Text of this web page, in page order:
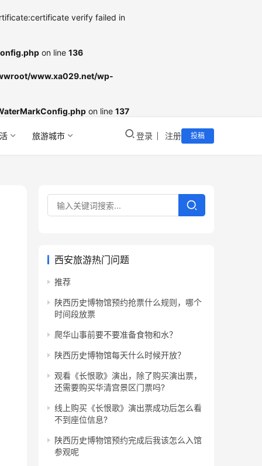
verify failed in
on line 136
www.xa029.net/wp-
on line 137
旅游城市 登录 注册 投稿
西安旅游热门问题
推荐
陕西历史博物馆预约抢票什么规则，哪个
时间段放票
爬华山事前要不要准备食物和水？
陕西历史博物馆每天什么时候开放？
观看《长恨歌》演出，除了购买演出票，
还需要购买华清宫景区门票吗?
线上购买《长恨歌》演出票成功后怎么看
不到座位信息?
陕西历史博物馆预约完成后我该怎么入馆
参观呢